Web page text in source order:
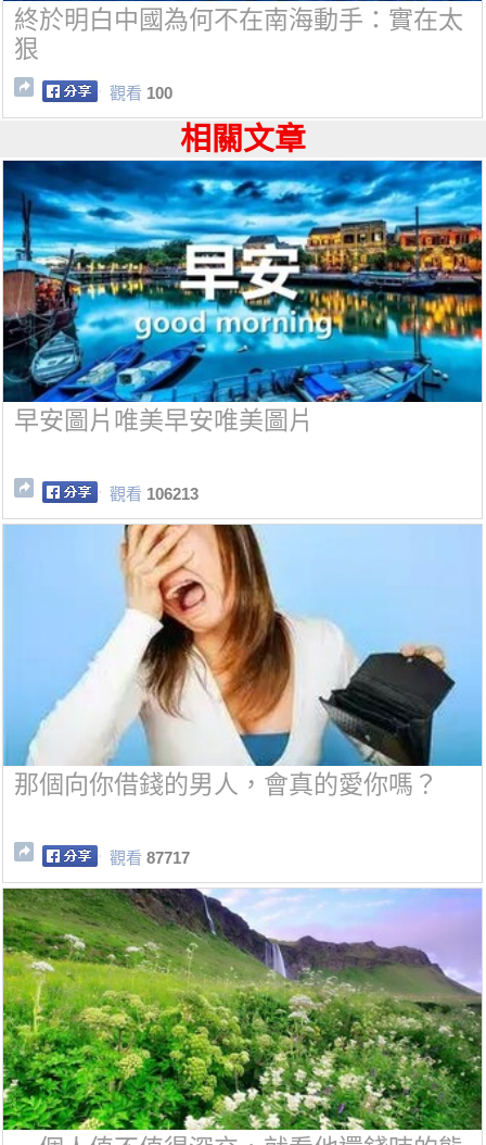
終於明白中國為何不在南海動手：實在太
狠
觀看 100
相關文章
早安圖片唯美早安唯美圖片
觀看 106213
那個向你借錢的男人，會真的愛你嗎？
觀看 87717